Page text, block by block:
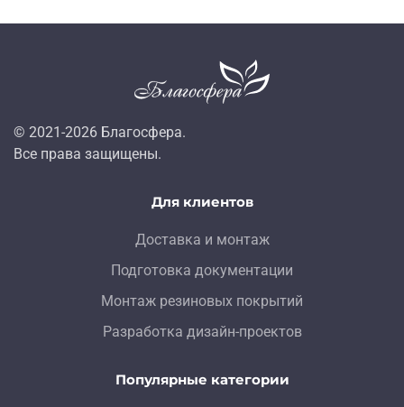
© 2021-2026 Благосфера.
Все права защищены.
Для клиентов
Доставка и монтаж
Подготовка документации
Монтаж резиновых покрытий
Разработка дизайн-проектов
Популярные категории